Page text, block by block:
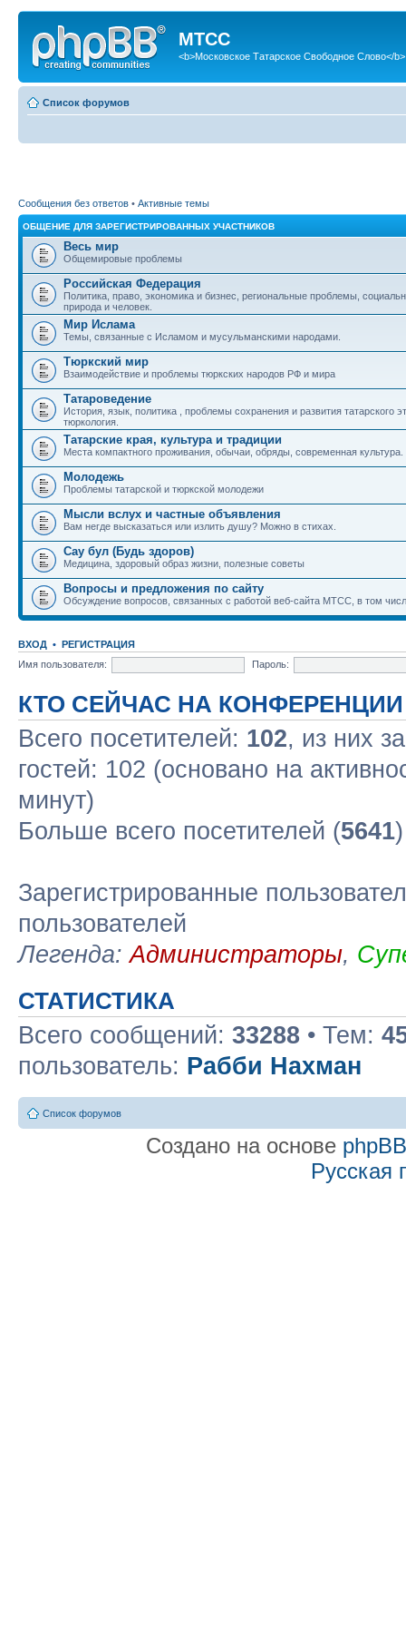
МТСС
<b>Московское Татарское Свободное Слово</b>
Список форумов
Сообщения без ответов • Активные темы
ОБЩЕНИЕ ДЛЯ ЗАРЕГИСТРИРОВАННЫХ УЧАСТНИКОВ
Весь мир
Общемировые проблемы
Российская Федерация
Политика, право, экономика и бизнес, региональные проблемы,
природа и человек.
Мир Ислама
Темы, связанные с Исламом и мусульманскими народами.
Тюркский мир
Взаимодействие и проблемы тюркских народов РФ и мира
Татароведение
История, язык, политика , проблемы сохранения и развития татарского
тюркология.
Татарские края, культура и традиции
Места компактного проживания, обычаи, обряды, современная культура.
Молодежь
Проблемы татарской и тюркской молодежи
Мысли вслух и частные объявления
Вам негде высказаться или излить душу? Можно в стихах.
Сау бул (Будь здоров)
Медицина, здоровый образ жизни, полезные советы
Вопросы и предложения по сайту
Обсуждение вопросов, связанных с работой веб-сайта МТСС, в том
ВХОД • РЕГИСТРАЦИЯ
Имя пользователя:
Пароль:
КТО СЕЙЧАС НА КОНФЕРЕНЦИИ
Всего посетителей: 102, из них
гостей: 102 (основано на
минут)
Больше всего посетителей (5641
Зарегистрированные
пользователей
Легенда:Администраторы,
СТАТИСТИКА
Всего сообщений: 33288 • Тем:
пользователь: Рабби Нахман
Список форумов
Создано на основе phpBB
Русская